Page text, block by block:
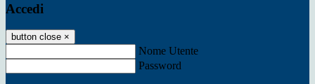
Accedi
button close ×
Nome Utente
Password